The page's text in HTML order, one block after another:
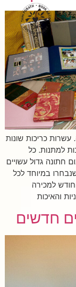
תמונות ב 20%הנחה. עשרות כריכות שונות
למתנות. כל
חתונה גדול עשויים
במיוחד לכל
למכירה
והאיכות
חדשים